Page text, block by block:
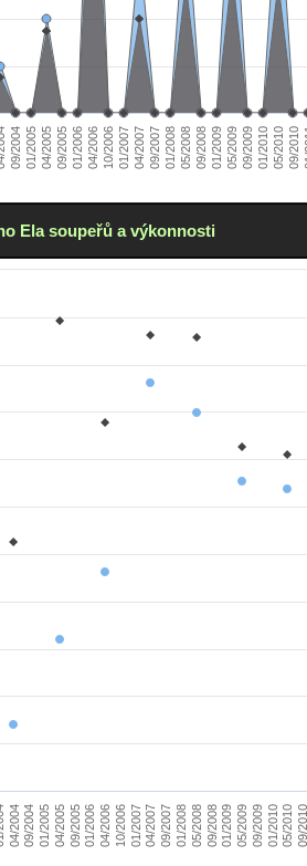
09/200401/200504/200509/200501/200604/200610/200601/200704/200709/200701/200805/200809/200801/200905/200909/200901/201005/201009/2010
Ela soupeřů a výkonnosti
04/200409/200401/200504/200509/200501/200604/200610/200601/200704/200709/200701/200805/200809/200801/200905/200909/200901/201005/201009/